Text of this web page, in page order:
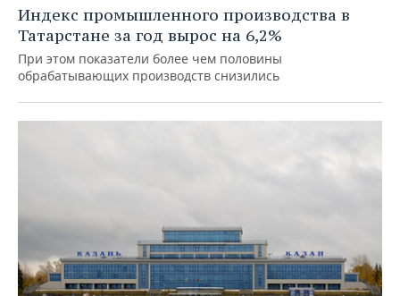
Индекс промышленного производства в
Татарстане за год вырос на 6,2%
При этом показатели более чем половины
обрабатывающих производств снизились